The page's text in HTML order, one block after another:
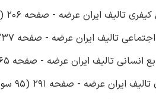
تالیف ایران عرضه - صفحه 206 (100 سوال)
تالیف ایران عرضه - صفحه 237 (100 سوال)
تالیف ایران عرضه - صفحه 265 (100 سوال)
ایران عرضه - صفحه 291 (95 سوال)